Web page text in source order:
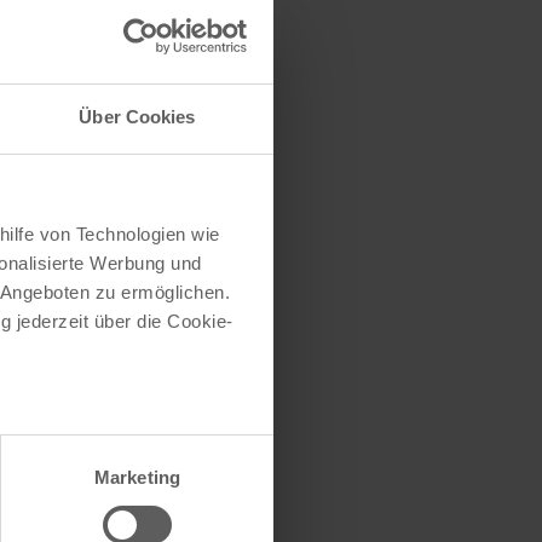
Über Cookies
von Technologien wie
Werbung und
zu ermöglichen.
jederzeit über die Cookie-
sein können
Präferenzen imAbschnitt
Marketing
herausfinden
(oder einen Teil